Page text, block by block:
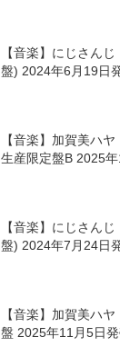
【音楽】にじさん
盤) 2024年6月19日
【音楽】加賀美ハ
生産限定盤B 2025
【音楽】にじさん
盤) 2024年7月24日
【音楽】加賀美ハ
盤 2025年11月5日